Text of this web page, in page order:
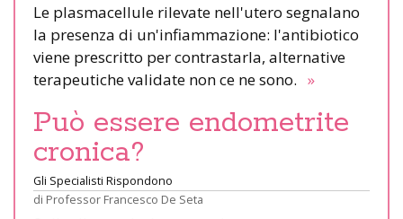
Le plasmacellule rilevate nell'utero segnalano
la presenza di un'infiammazione: l'antibiotico
viene prescritto per contrastarla, alternative
terapeutiche validate non ce ne sono. »
Può essere endometrite
cronica?
Gli Specialisti Rispondono
di Professor Francesco De Seta